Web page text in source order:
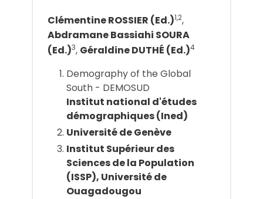
Clémentine ROSSIER (Ed.)1,2,
Abdramane Bassiahi SOURA
(Ed.)3, Géraldine DUTHÉ (Ed.)4
Demography of the Global
South - DEMOSUD
Institut national d'études
démographiques (Ined)
Université de Genève
Institut Supérieur des
Sciences de la Population
(ISSP), Université de
Ouagadougou